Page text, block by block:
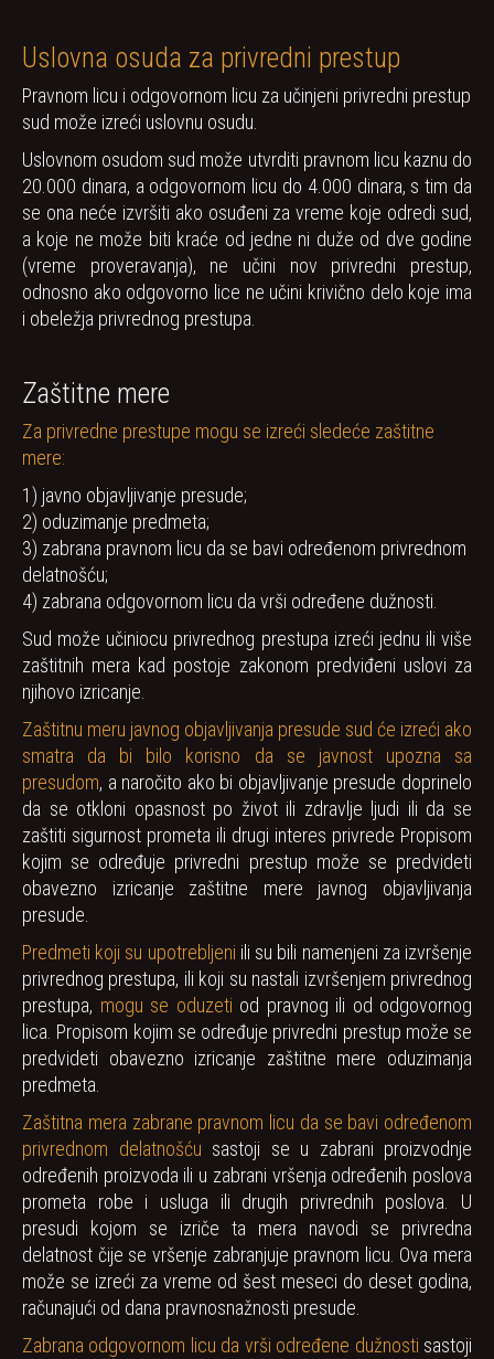
Uslovna osuda za privredni prestup
Pravnom licu i odgovornom licu za učinjeni privredni prestup
sud može izreći uslovnu osudu.
Uslovnom osudom sud može utvrditi pravnom licu kaznu do
20.000 dinara, a odgovornom licu do 4.000 dinara, s tim da
se ona neće izvršiti ako osuđeni za vreme koje odredi sud,
a koje ne može biti kraće od jedne ni duže od dve godine
(vreme proveravanja), ne učini nov privredni prestup,
odnosno ako odgovorno lice ne učini krivično delo koje ima
i obeležja privrednog prestupa.
Zaštitne mere
Za privredne prestupe mogu se izreći sledeće zaštitne
mere:
1) javno objavljivanje presude;
2) oduzimanje predmeta;
3) zabrana pravnom licu da se bavi određenom privrednom
delatnošću;
4) zabrana odgovornom licu da vrši određene dužnosti.
Sud može učiniocu privrednog prestupa izreći jednu ili više
zaštitnih mera kad postoje zakonom predviđeni uslovi za
njihovo izricanje.
Zaštitnu meru javnog objavljivanja presude sud će izreći ako
smatra da bi bilo korisno da se javnost upozna sa
presudom, a naročito ako bi objavljivanje presude doprinelo
da se otkloni opasnost po život ili zdravlje ljudi ili da se
zaštiti sigurnost prometa ili drugi interes privrede Propisom
kojim se određuje privredni prestup može se predvideti
obavezno izricanje zaštitne mere javnog objavljivanja
presude.
Predmeti koji su upotrebljeni ili su bili namenjeni za izvršenje
privrednog prestupa, ili koji su nastali izvršenjem privrednog
prestupa, mogu se oduzeti od pravnog ili od odgovornog
lica. Propisom kojim se određuje privredni prestup može se
predvideti obavezno izricanje zaštitne mere oduzimanja
predmeta.
Zaštitna mera zabrane pravnom licu da se bavi određenom
privrednom delatnošću sastoji se u zabrani proizvodnje
određenih proizvoda ili u zabrani vršenja određenih poslova
prometa robe i usluga ili drugih privrednih poslova. U
presudi kojom se izriče ta mera navodi se privredna
delatnost čije se vršenje zabranjuje pravnom licu. Ova mera
može se izreći za vreme od šest meseci do deset godina,
računajući od dana pravnosnažnosti presude.
Zabrana odgovornom licu da vrši određene dužnosti sastoji